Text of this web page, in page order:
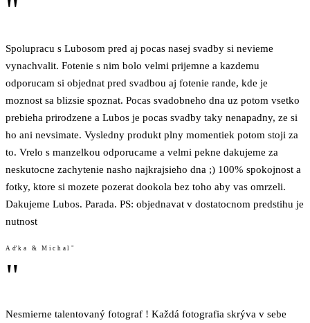
"
Spolupracu s Lubosom pred aj pocas nasej svadby si nevieme
vynachvalit. Fotenie s nim bolo velmi prijemne a kazdemu
odporucam si objednat pred svadbou aj fotenie rande, kde je
moznost sa blizsie spoznat. Pocas svadobneho dna uz potom vsetko
prebieha prirodzene a Lubos je pocas svadby taky nenapadny, ze si
ho ani nevsimate. Vysledny produkt plny momentiek potom stoji za
to. Vrelo s manzelkou odporucame a velmi pekne dakujeme za
neskutocne zachytenie nasho najkrajsieho dna ;) 100% spokojnost a
fotky, ktore si mozete pozerat dookola bez toho aby vas omrzeli.
Dakujeme Lubos. Parada. PS: objednavat v dostatocnom predstihu je
nutnost
Aďka & Michal"
"
Nesmierne talentovaný fotograf ! Každá fotografia skrýva v sebe